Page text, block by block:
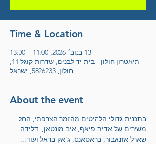
Time & Location
13 בנוב׳ 2026, 11:00 – 13:00
תיאטרון חולון - בית יד לבנים, שדרות קוגל 11,
חולון, 5826233, ישראל
About the event
בתכנית גדולי הלהיטים מהזמר הצרפתי, החל
משירים של אדית פיאף, איב מונטאן,  דלידה,
שארל אזנאבור, בראסאנס, ג'אק בראל ועוד...